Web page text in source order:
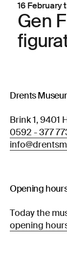
16 February
Gen
Drents
Brink 1, 9401
0592 - 377
Opening
Today the
opening